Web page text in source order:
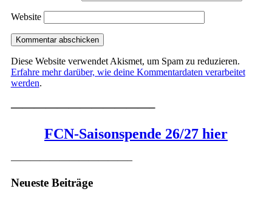
Website
Diese Website verwendet Akismet, um Spam zu reduzieren.
Erfahre mehr darüber, wie deine Kommentardaten verarbeitet
werden.
————————————–
FCN-Saisonspende 26/27 hier
————————————–
Neueste Beiträge